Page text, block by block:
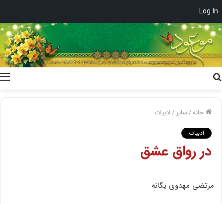
Log In
خانه/سایر /ادبیات
ادبیات
در رواق‌ عشق
مرتضی‌ مهدوی‌ یگانه‌